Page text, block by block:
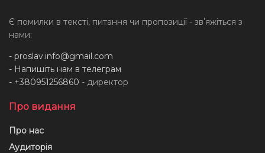
Є помилки в тексті, питання чи пропозиції - звʼяжіться з
нами:
- proslav.info@gmail.com
- Напишіть нам в телеграм
- +380951256860 - директор
Про видання
Про нас
Аудиторія